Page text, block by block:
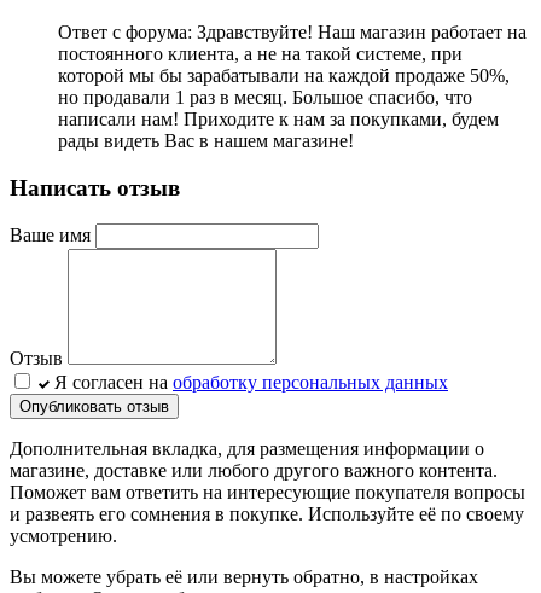
Ответ с форума: Здравствуйте! Наш магазин работает на
постоянного клиента, а не на такой системе, при
которой мы бы зарабатывали на каждой продаже 50%,
но продавали 1 раз в месяц. Большое спасибо, что
написали нам! Приходите к нам за покупками, будем
рады видеть Вас в нашем магазине!
Написать отзыв
Ваше имя
Отзыв
Я согласен на обработку персональных данных
Опубликовать отзыв
Дополнительная вкладка, для размещения информации о
магазине, доставке или любого другого важного контента.
Поможет вам ответить на интересующие покупателя вопросы
и развеять его сомнения в покупке. Используйте её по своему
усмотрению.
Вы можете убрать её или вернуть обратно, в настройках